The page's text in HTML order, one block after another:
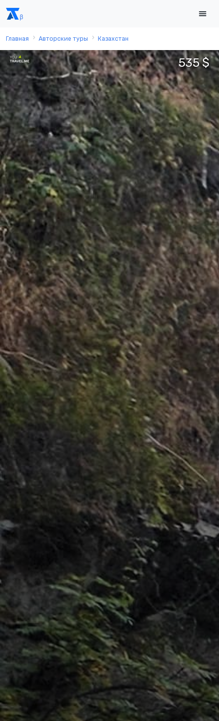
Главная Авторские туры Казахстан
535 $